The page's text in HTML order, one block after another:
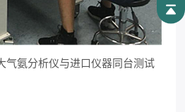
气氨分析仪与进口仪器同台测试